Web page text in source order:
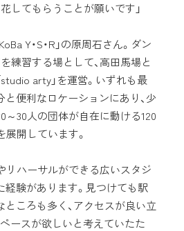
してもらうことが願いです」
Y・S・R」の原周石さん。ダン
練習する場として、高田馬場と
arty」を運営。いずれも最
便利なロケーションにあり、少
～30人の団体が自在に動ける120
展開しています。
リハーサルができる広いスタジ
験があります。見つけても駅
ころも多く、アクセスが良い立
ースが欲しいと考えていたた